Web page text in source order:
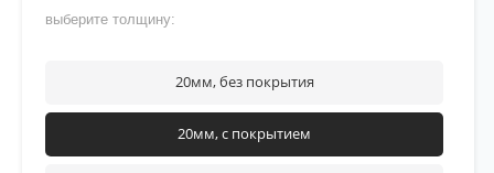
выберите толщину:
20мм, без покрытия
20мм, с покрытием